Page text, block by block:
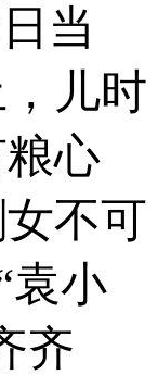
当
儿时
心
不可
小
齐